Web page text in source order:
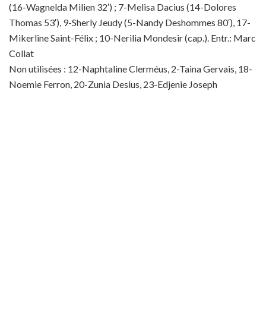
(16-Wagnelda Milien 32′) ; 7-Melisa Dacius (14-Dolores
Thomas 53′), 9-Sherly Jeudy (5-Nandy Deshommes 80′), 17-
Mikerline Saint-Félix ; 10-Nerilia Mondesir (cap.). Entr.: Marc
Collat
Non utilisées : 12-Naphtaline Clerméus, 2-Taina Gervais, 18-
Noemie Ferron, 20-Zunia Desius, 23-Edjenie Joseph